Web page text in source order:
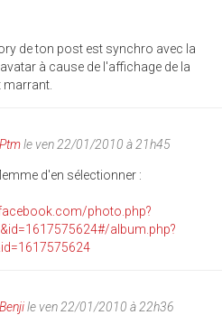
de ton post est synchro avec la
à cause de l'affichage de la
marrant.
Ptmle ven 22/01/2010 à 21h45
d'en sélectionner :
photo.php?
album.php?
Benjile ven 22/01/2010 à 22h36